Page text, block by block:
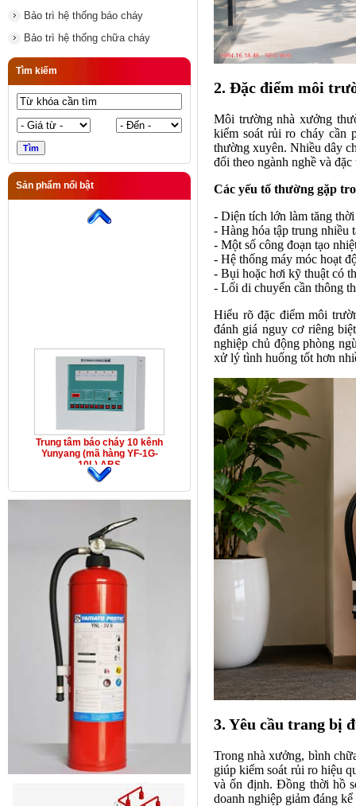
Bảo trì hệ thống báo cháy
Bảo trì hệ thống chữa cháy
Tìm kiếm
Sản phẩm nổi bật
Trung tâm báo cháy 10 kênh
Yunyang (mã hàng YF-1G-
10L) ABS
Yunyang (mã hàng YF-1G-
10L) ABS
Trung tâm báo cháy 10 kênh
Yunyang (mã hàng YF-1G-
10L) ABS
2. Đặc điểm môi
Môi trường nhà xưởng
kiểm soát rủi ro cháy cần
thường xuyên. Nhiều dây
đổi theo ngành nghề và
Các yếu tố thường gặp
- Diện tích lớn làm tăng
- Hàng hóa tập trung nhiều
- Một số công đoạn tạo
- Hệ thống máy móc hoạt
- Bụi hoặc hơi kỹ thuật có
- Lối di chuyển cần thông
Hiểu rõ đặc điểm môi
đánh giá nguy cơ riêng
nghiệp chủ động phòng
xử lý tình huống tốt hơn
3. Yêu cầu trang bị
Trong nhà xưởng, bình
giúp kiểm soát rủi ro hiệu
và ổn định. Đồng thời hồ
doanh nghiệp giảm đáng